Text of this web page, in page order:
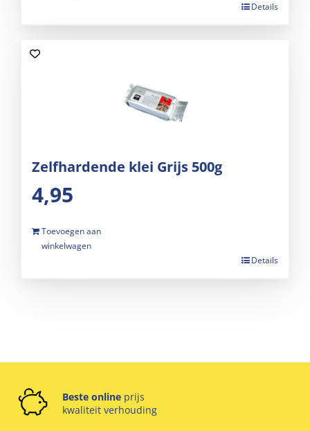
Details
Zelfhardende klei Grijs 500g
4,95
Toevoegen aan
winkelwagen
Details
Beste online prijs
kwaliteit verhouding